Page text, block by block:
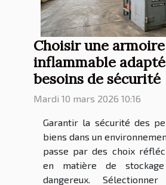
Choisir une armoire
inflammable
besoins de sécurité
Mardi 10 mars 2026 10:16
Garantir la sécurité des
biens dans un
passe par des choix
en matière de
dangereux.